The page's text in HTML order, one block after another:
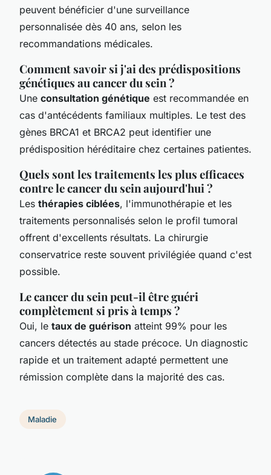
peuvent bénéficier d'une surveillance
personnalisée dès 40 ans, selon les
recommandations médicales.
Comment savoir si j'ai des prédispositions
génétiques au cancer du sein ?
Une consultation génétique est recommandée en
cas d'antécédents familiaux multiples. Le test des
gènes BRCA1 et BRCA2 peut identifier une
prédisposition héréditaire chez certaines patientes.
Quels sont les traitements les plus efficaces
contre le cancer du sein aujourd'hui ?
Les thérapies ciblées, l'immunothérapie et les
traitements personnalisés selon le profil tumoral
offrent d'excellents résultats. La chirurgie
conservatrice reste souvent privilégiée quand c'est
possible.
Le cancer du sein peut-il être guéri
complètement si pris à temps ?
Oui, le taux de guérison atteint 99% pour les
cancers détectés au stade précoce. Un diagnostic
rapide et un traitement adapté permettent une
rémission complète dans la majorité des cas.
Maladie